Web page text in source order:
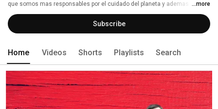
que somos mas responsables por el cuidado del planeta y ademas
podemos generar ahorros con el uso de nuestra energia.
...more
Subscribe
Home Videos Shorts Playlists Search